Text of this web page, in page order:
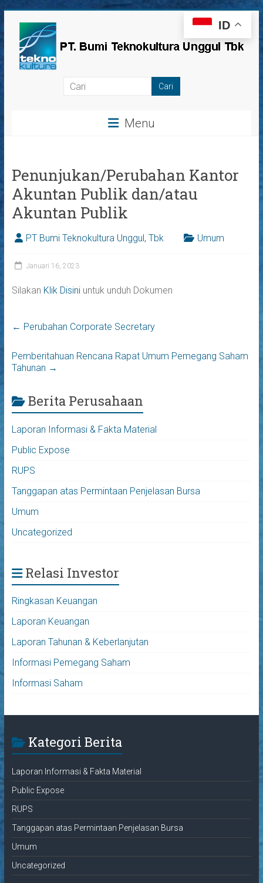
content
Teknokultura
Tbk
Menu
Penunjukan/Perubahan Kantor
Akuntan Publik dan/atau
Akuntan Publik
PT Bumi Teknokultura Unggul, Tbk Umum
Januari 16, 2023
Silakan Klik Disiniuntuk unduh Dokumen
← Perubahan Corporate Secretary
Pemberitahuan Rencana Rapat Umum Pemegang Saham
Tahunan →
Berita Perusahaan
Laporan Informasi & Fakta Material
Public Expose
RUPS
Tanggapan atas Permintaan Penjelasan Bursa
Umum
Uncategorized
Relasi Investor
Ringkasan Keuangan
Laporan Keuangan
Laporan Tahunan & Keberlanjutan
Informasi Pemegang Saham
Informasi Saham
Kategori Berita
Laporan Informasi & Fakta Material
Public Expose
RUPS
Tanggapan atas Permintaan Penjelasan Bursa
Umum
Uncategorized
ID